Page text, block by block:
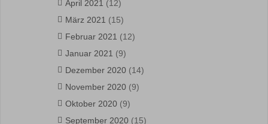
April 2021 (12)
März 2021 (15)
Februar 2021 (12)
Januar 2021 (9)
Dezember 2020 (14)
November 2020 (9)
Oktober 2020 (9)
September 2020 (15)